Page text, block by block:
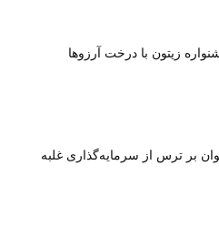
زیتون با درخت آرزوها
بر ترس از سرمایه‌گذاری غلبه